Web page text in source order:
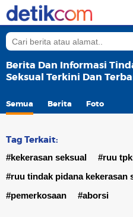
Berita Dan Informasi
Seksual Terkini Dan
Semua Berita Foto
Tag Terkait:
#kekerasan seksual
#ruu
#ruu tindak pidana kekerasan
#pemerkosaan
#aborsi